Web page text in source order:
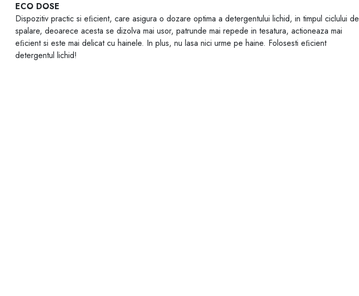
ECO DOSE
Dispozitiv practic si eﬁcient, care asigura o dozare optima a detergentului lichid, in timpul ciclului de
spalare, deoarece acesta se dizolva mai usor, patrunde mai repede in tesatura, actioneaza mai
eﬁcient si este mai delicat cu hainele. In plus, nu lasa nici urme pe haine. Folosesti eﬁcient
detergentul lichid!